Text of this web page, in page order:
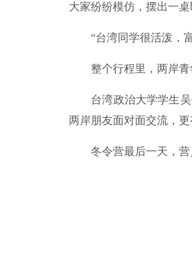
大家纷纷模仿，摆出一
“台湾同学很活泼，富
整个行程里，两岸青
台湾政治大学学生吴
两岸朋友面对面交流，
冬令营最后一天，营